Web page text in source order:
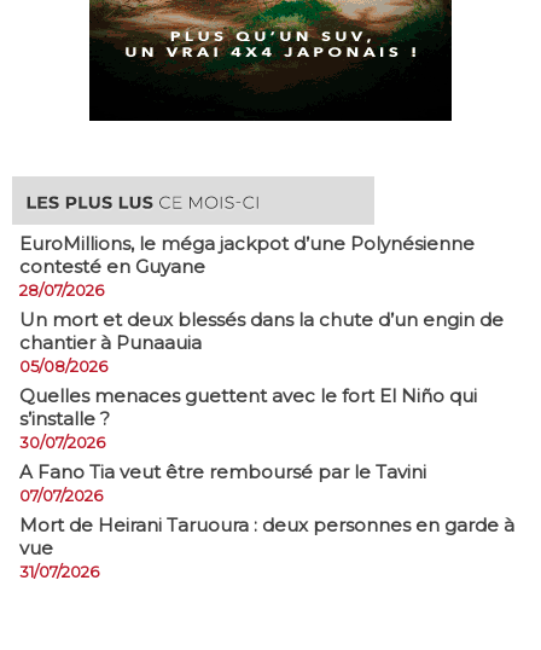
EuroMillions, ​le méga jackpot d’une Polynésienne
contesté en Guyane
28/07/2026
​Un mort et deux blessés dans la chute d’un engin de
chantier à Punaauia
05/08/2026
Quelles menaces guettent avec le fort El Niño qui
s’installe ?
30/07/2026
A Fano Tia veut être remboursé par le Tavini
07/07/2026
Mort de Heirani Taruoura : deux personnes en garde à
vue
31/07/2026